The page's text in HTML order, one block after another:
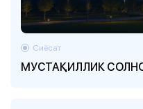
МУСТАҚИЛЛИК
Сиёсат